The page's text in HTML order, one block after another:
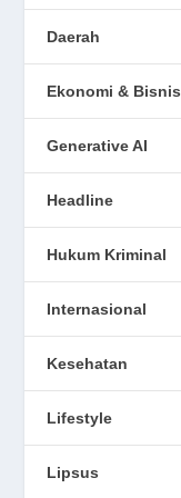
Daerah
Ekonomi & Bisnis
Generative AI
Headline
Hukum Kriminal
Internasional
Kesehatan
Lifestyle
Lipsus